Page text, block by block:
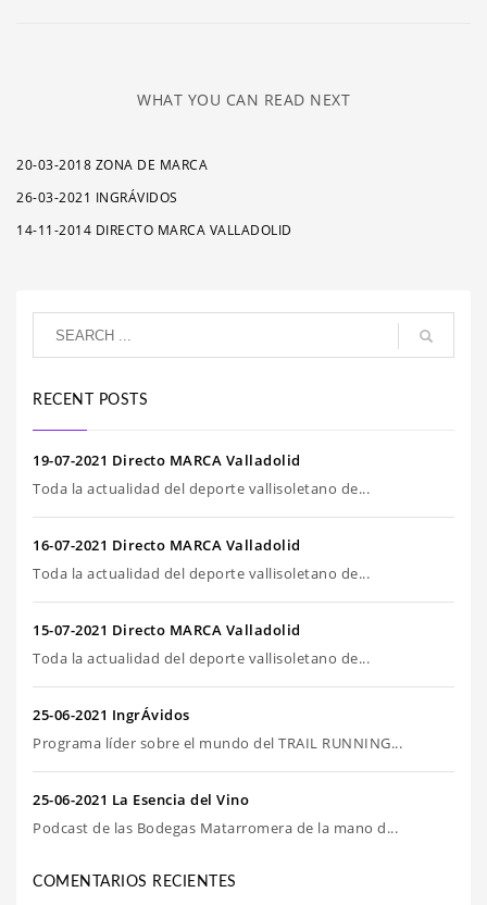
WHAT YOU CAN READ NEXT
20-03-2018 ZONA DE MARCA
26-03-2021 INGRÁVIDOS
14-11-2014 DIRECTO MARCA VALLADOLID
RECENT POSTS
19-07-2021 Directo MARCA Valladolid
Toda la actualidad del deporte vallisoletano de...
16-07-2021 Directo MARCA Valladolid
Toda la actualidad del deporte vallisoletano de...
15-07-2021 Directo MARCA Valladolid
Toda la actualidad del deporte vallisoletano de...
25-06-2021 IngrÁvidos
Programa líder sobre el mundo del TRAIL RUNNING...
25-06-2021 La Esencia del Vino
Podcast de las Bodegas Matarromera de la mano d...
COMENTARIOS RECIENTES